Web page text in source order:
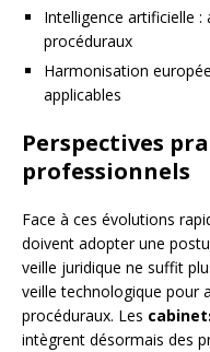
Intelligence artificielle :
procéduraux
Harmonisation
applicables
Perspectives
professionnels
Face à ces évolutions
doivent adopter une
veille juridique ne suffit
veille technologique pour
procéduraux. Les
intègrent désormais des